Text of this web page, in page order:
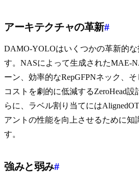
アーキテクチャの革新#
DAMO-YOLOはいくつかの革新的な
す。NASによって生成されたMAE-
ーン、効率的なRepGFPNネック、そ
コストを劇的に低減するZeroHead
らに、ラベル割り当てには
アントの性能を向上させるために知
す。
強みと弱み#